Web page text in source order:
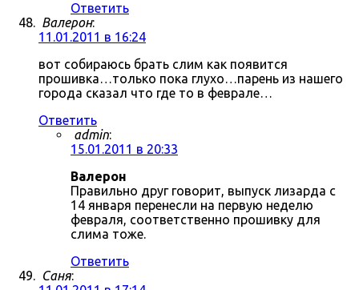
Ответить
Валерон:
11.01.2011 в 16:24
вот собираюсь брать слим как появится
прошивка…только пока глухо…парень из нашего
города сказал что где то в феврале…
Ответить
admin:
15.01.2011 в 20:33
Валерон
Правильно друг говорит, выпуск лизарда с
14 января перенесли на первую неделю
февраля, соответственно прошивку для
слима тоже.
Ответить
Саня: